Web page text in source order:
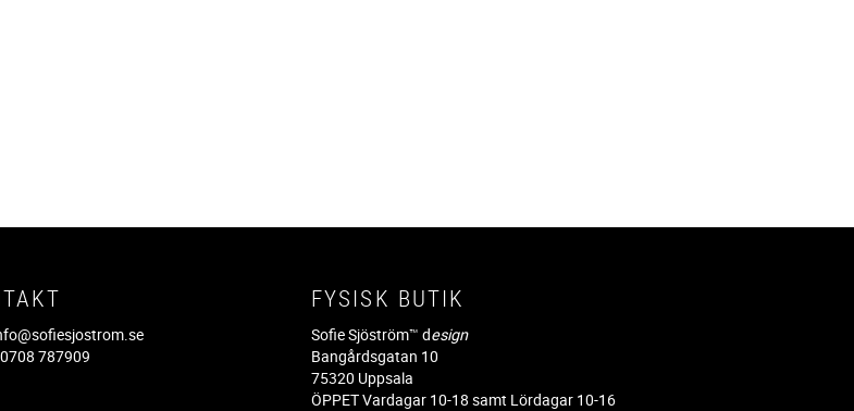
787909
FYSISK BUTIK
Sofie Sjöström™ design
Bangårdsgatan 10
75320 Uppsala
ÖPPET Vardagar 10-18 samt Lördagar 10-16